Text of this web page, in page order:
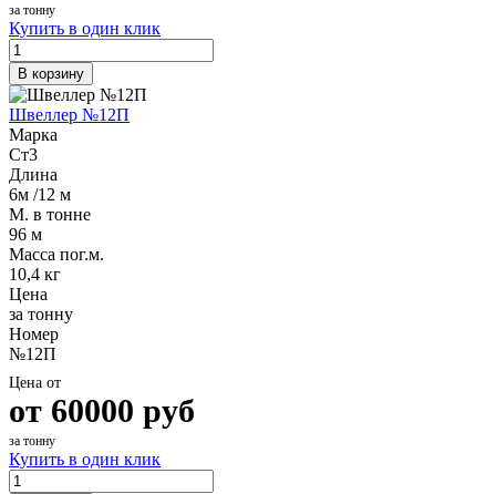
за тонну
Купить в один клик
В корзину
Швеллер №12П
Марка
Ст3
Длина
6м /12 м
М. в тонне
96 м
Масса пог.м.
10,4 кг
Цена
за тонну
Номер
№12П
Цена от
от 60000 руб
за тонну
Купить в один клик